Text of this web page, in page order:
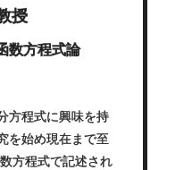
授
数方程式論
方程式に興味を持
を始め現在まで至
方程式で記述され